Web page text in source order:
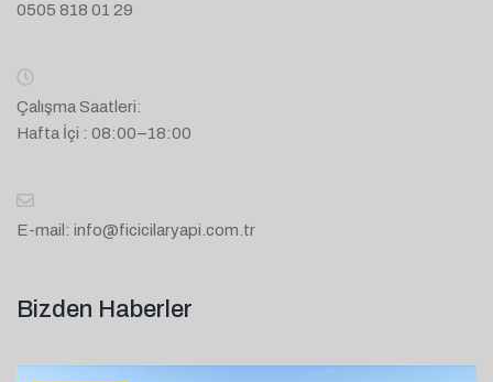
Bizden Haberler
0505 818 01 29
Çalışma Saatleri:
Hafta İçi : 08:00–18:00
E-mail: info@ficicilaryapi.com.tr